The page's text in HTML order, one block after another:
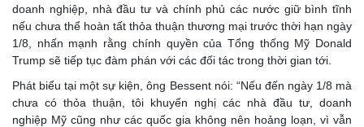
doanh nghiệp, nhà đầu tư và chính phủ các nước giữ bình tĩnh
nếu chưa thể hoàn tất thỏa thuận thương mại trước thời hạn ngày
1/8, nhấn mạnh rằng chính quyền của Tổng thống Mỹ Donald
Trump sẽ tiếp tục đàm phán với các đối tác trong thời gian tới.
Phát biểu tại một sự kiện, ông Bessent nói: “Nếu đến ngày 1/8 mà
chưa có thỏa thuận, tôi khuyến nghị các nhà đầu tư, doanh
nghiệp Mỹ cũng như các quốc gia không nên hoảng loạn, vì vẫn